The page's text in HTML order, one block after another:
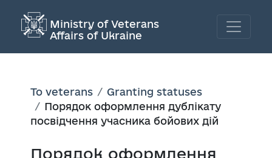
Ministry of Veterans
Affairs of Ukraine
To veterans
Granting statuses
Порядок оформлення дублікату
посвідчення учасника бойових дій
Порядок оформлення